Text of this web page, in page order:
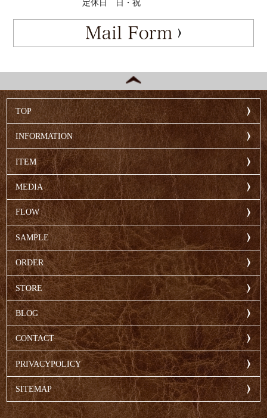
定休日
日・祝
TOP
INFORMATION
ITEM
MEDIA
FLOW
SAMPLE
ORDER
STORE
BLOG
CONTACT
PRIVACYPOLICY
SITEMAP